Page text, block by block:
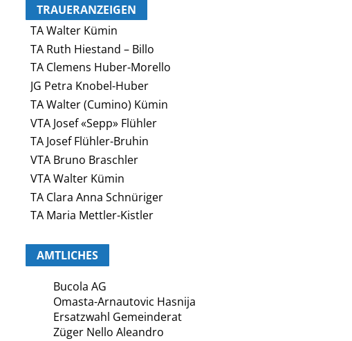
TRAUERANZEIGEN
TA Walter Kümin
TA Ruth Hiestand – Billo
TA Clemens Huber-Morello
JG Petra Knobel-Huber
TA Walter (Cumino) Kümin
VTA Josef «Sepp» Flühler
TA Josef Flühler-Bruhin
VTA Bruno Braschler
VTA Walter Kümin
TA Clara Anna Schnüriger
TA Maria Mettler-Kistler
AMTLICHES
Bucola AG
Omasta-Arnautovic Hasnija
Ersatzwahl Gemeinderat
Züger Nello Aleandro